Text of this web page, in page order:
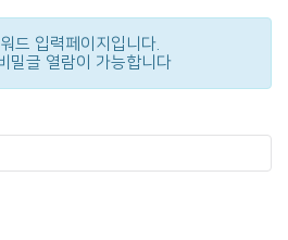
드 입력페이지입니다.
밀글 열람이 가능합니다